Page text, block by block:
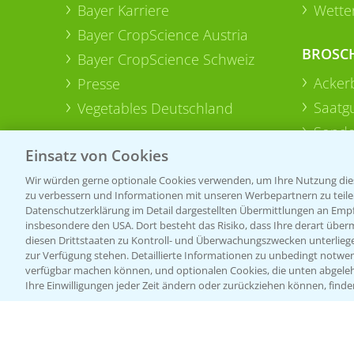
Bayer Karriere
Bayer CropScience Austria
Bayer CropScience Schweiz
Presse
Vegetables Deutschland
Einsatz von Cookies
Wir würden gerne optionale Cookies verwenden, um Ihre Nutzung
zu verbessern und Informationen mit unseren Werbepartnern zu
Datenschutzerklärung im Detail dargestellten Übermittlungen an
insbesondere den USA. Dort besteht das Risiko, dass Ihre derart
diesen Drittstaaten zu Kontroll- und Überwachungszwecken
zur Verfügung stehen. Detaillierte Informationen zu unbedingt
verfügbar machen können, und optionalen Cookies, die unten
Ihre Einwilligungen jeder Zeit ändern oder zurückziehen können,